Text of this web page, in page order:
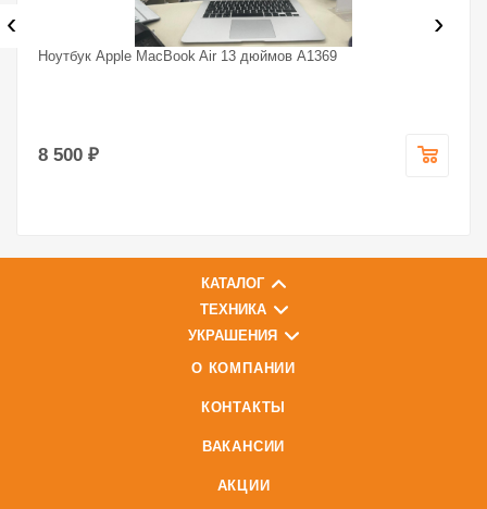
Ноутбук Apple MacBook Air 13 дюймов A1369
8 500 ₽
‹ ›
КАТАЛОГ
ТЕХНИКА
УКРАШЕНИЯ
О КОМПАНИИ
КОНТАКТЫ
ВАКАНСИИ
АКЦИИ